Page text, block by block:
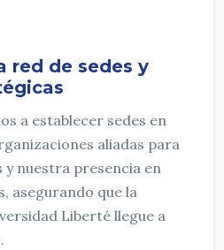
red de sedes y
a establecer sedes en
aliadas para
nuestra presencia en
asegurando que la
Liberté llegue a